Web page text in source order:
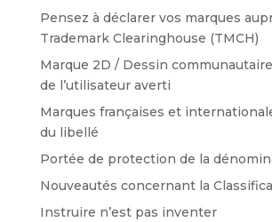
Pensez à déclarer vos marques
Trademark Clearinghouse (TMCH)
Marque 2D / Dessin
de l’utilisateur averti
Marques françaises et
du libellé
Portée de protection de la
Nouveautés concernant la
Instruire n’est pas inventer